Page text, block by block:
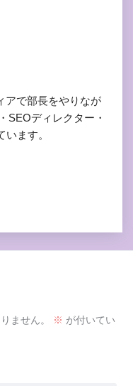
アで部長をやりなが
SEOディレクター・
ます。
ません。 ※ が付いてい